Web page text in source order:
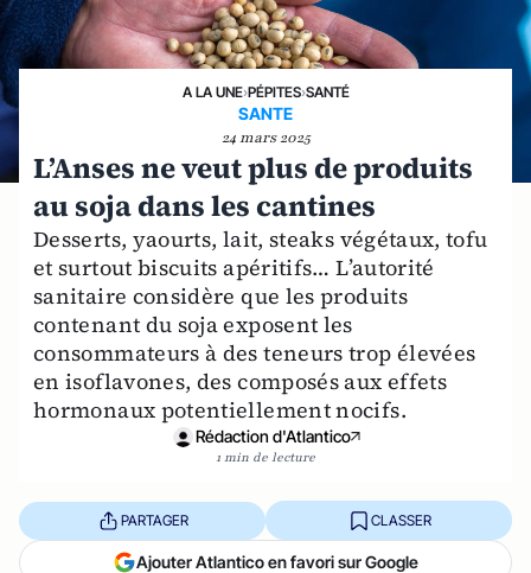
A LA UNE›PÉPITES›SANTÉ
SANTE
24 mars 2025
L’Anses ne veut plus de produits
au soja dans les cantines
Desserts, yaourts, lait, steaks végétaux, tofu
et surtout biscuits apéritifs… L’autorité
sanitaire considère que les produits
contenant du soja exposent les
consommateurs à des teneurs trop élevées
en isoflavones, des composés aux effets
hormonaux potentiellement nocifs.
Rédaction d'Atlantico
1 min de lecture
PARTAGER CLASSER
Ajouter Atlantico en favori sur Google